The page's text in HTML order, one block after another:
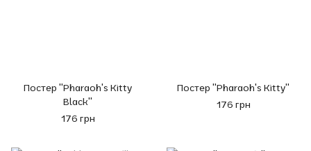
Постер "Pharaoh's Kitty
Black"
176 грн
Постер "Pharaoh's Kitty"
176 грн